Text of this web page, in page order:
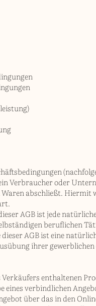
Verbraucher oder
abschließt. Hiermit
AGB ist jede
beruflichen
AGB ist eine
ihrer
Verkäufers enthaltenen
eines verbindlichen
über das in den